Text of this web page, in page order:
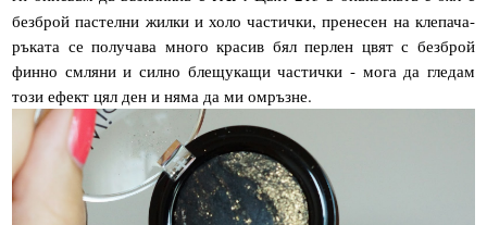
безброй пастелни жилки и холо частички, пренесен на клепача-
ръката се получава много красив бял перлен цвят с безброй
финно смляни и силно блещукащи частички - мога да гледам
този ефект цял ден и няма да ми омръзне.